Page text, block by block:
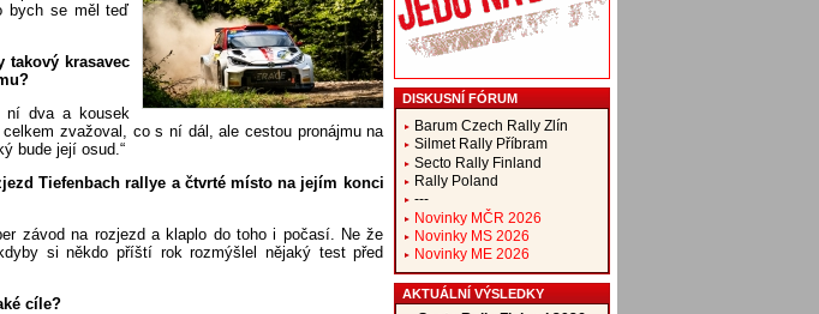
bych se měl teď
krasavec
ní dva a kousek
zvažoval, co s ní dál, ale cestou pronájmu na
bude její osud.“
Tiefenbach rallye a čtvrté místo na jejím konci
závod na rozjezd a klaplo do toho i počasí. Ne že
si někdo příští rok rozmýšlel nějaký test před
cíle?
DISKUSNÍ FÓRUM
Barum Czech Rally Zlín
Silmet Rally Příbram
Secto Rally Finland
Rally Poland
---
Novinky MČR 2026
Novinky MS 2026
Novinky ME 2026
AKTUÁLNÍ VÝSLEDKY